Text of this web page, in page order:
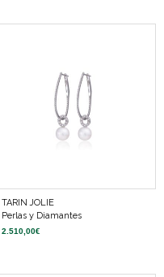
TARIN JOLIE
Perlas y Diamantes
2.510,00€